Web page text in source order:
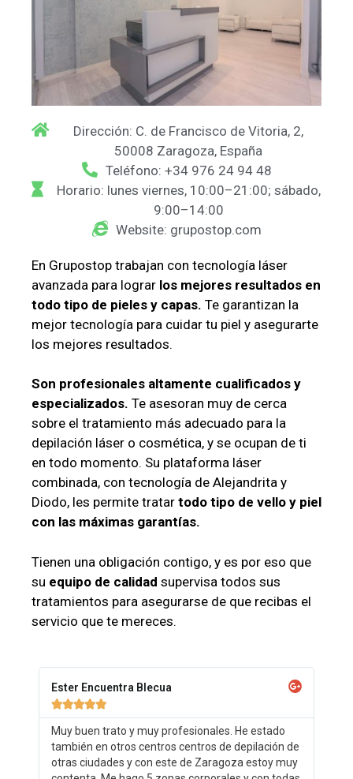
Dirección: C. de Francisco de Vitoria, 2,
50008 Zaragoza, España
Teléfono: +34 976 24 94 48
Horario: lunes viernes, 10:00–21:00; sábado,
9:00–14:00
Website: grupostop.com
En Grupostop trabajan con tecnología láser
avanzada para lograr los mejores resultados en
todo tipo de pieles y capas. Te garantizan la
mejor tecnología para cuidar tu piel y asegurarte
los mejores resultados.
Son profesionales altamente cualificados y
especializados. Te asesoran muy de cerca
sobre el tratamiento más adecuado para la
depilación láser o cosmética, y se ocupan de ti
en todo momento. Su plataforma láser
combinada, con tecnología de Alejandrita y
Diodo, les permite tratar todo tipo de vello y piel
con las máximas garantías.
Tienen una obligación contigo, y es por eso que
su equipo de calidad supervisa todos sus
tratamientos para asegurarse de que recibas el
servicio que te mereces.
Ester Encuentra Blecua

Muy buen trato y muy profesionales. He estado
también en otros centros centros de depilación de
otras ciudades y con este de Zaragoza estoy muy